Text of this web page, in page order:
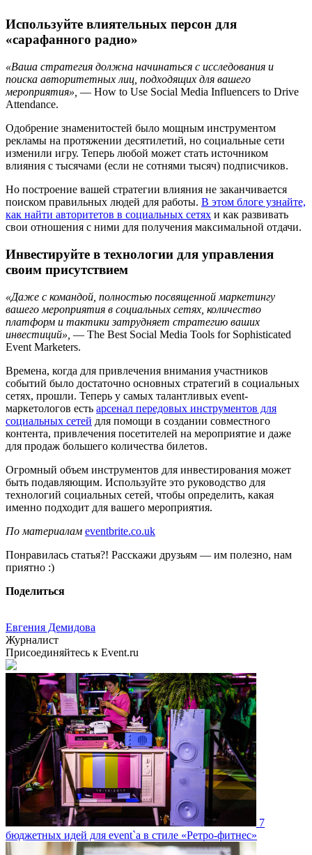
Используйте влиятельных персон для
«сарафанного радио»
«Ваша стратегия должна начинаться с исследования и
поиска авторитетных лиц, подходящих для вашего
мероприятия», — How to Use Social Media Influencers to Drive
Attendance.
Одобрение знаменитостей было мощным инструментом
рекламы на протяжении десятилетий, но социальные сети
изменили игру. Теперь любой может стать источником
влияния с тысячами (если не сотнями тысяч) подписчиков.
Но построение вашей стратегии влияния не заканчивается
поиском правильных людей для работы. В этом блоге узнайте,
как найти авторитетов в социальных сетях и как развивать
свои отношения с ними для получения максимальной отдачи.
Инвестируйте в технологии для управления
своим присутствием
«Даже с командой, полностью посвященной маркетингу
вашего мероприятия в социальных сетях, количество
платформ и тактики затрудняет стратегию ваших
инвестиций», — The Best Social Media Tools for Sophisticated
Event Marketers.
Времена, когда для привлечения внимания участников
событий было достаточно основных стратегий в социальных
сетях, прошли. Теперь у самых талантливых event-
маркетологов есть арсенал передовых инструментов для
социальных сетей для помощи в создании совместного
контента, привлечения посетителей на мероприятие и даже
для продаж большего количества билетов.
Огромный объем инструментов для инвестирования может
быть подавляющим. Используйте это руководство для
технологий социальных сетей, чтобы определить, какая
именно подходит для вашего мероприятия.
По материалам eventbrite.co.uk
Понравилась статья?! Расскажи друзьям — им полезно, нам
приятно :)
Поделиться
Евгения Демидова
Журналист
Присоединяйтесь к Event.ru
7
бюджетных идей для event`а в стиле «Ретро-фитнес»